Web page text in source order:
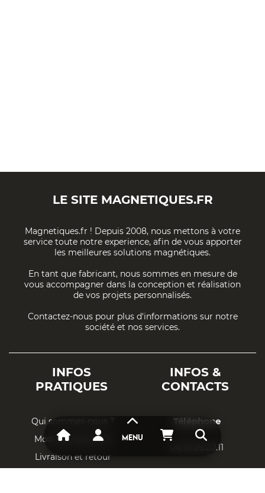
MENU
LE SITE MAGNETIQUES.FR
Magnetiques.fr ! Depuis 2008, nous mettons à votre
service toute notre experience, afin de vous apporter
les meilleures solutions magnétiques.
En tant que fabricant, nous sommes en mesure de
vous accompagner dans la conception et réalisation
de vos projets personnalisés.
Contactez-nous pour plus d'informations sur notre
société et nos services.
INFOS
PRATIQUES
Qui sommes-nous ?
Mode de paiement
Livraison et retour
INFOS &
CONTACTS
Téléphone
04.76.26.20.11